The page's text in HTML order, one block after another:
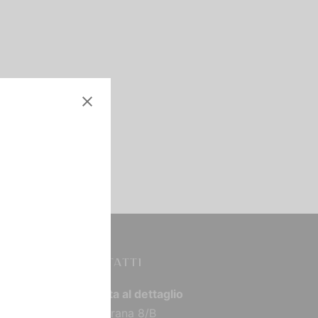
CONTATTI
Vendita al dettaglio
Via Torana 8/B